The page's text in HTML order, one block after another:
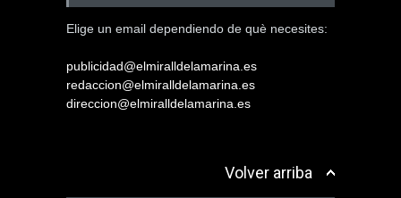
Elige un email dependiendo de què necesites:
publicidad@elmiralldelamarina.es
redaccion@elmiralldelamarina.es
direccion@elmiralldelamarina.es
Volver arriba